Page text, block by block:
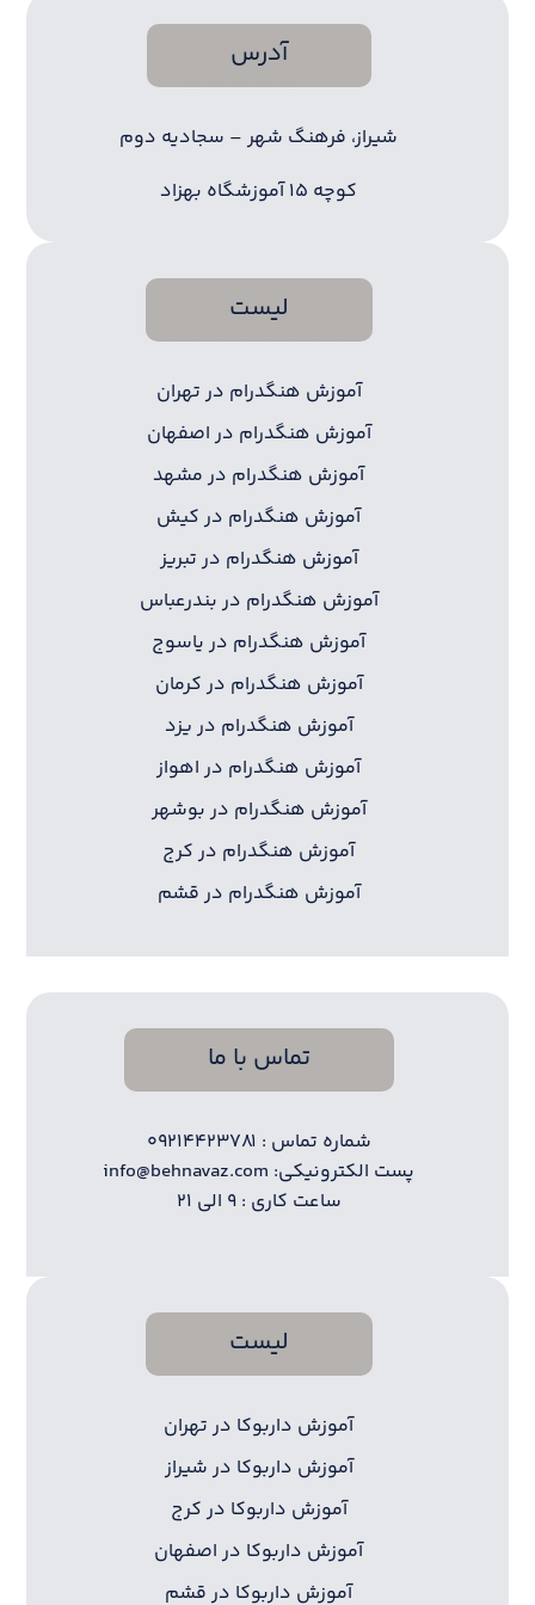
آدرس
شیراز، فرهنگ شهر – سجادیه دوم
کوچه ۱۵ آموزشگاه بهزاد
لیست
آموزش هنگدرام در تهران
آموزش هنگدرام در اصفهان
آموزش هنگدرام در مشهد
آموزش هنگدرام در کیش
آموزش هنگدرام در تبریز
آموزش هنگدرام در بندرعباس
آموزش هنگدرام در یاسوج
آموزش هنگدرام در کرمان
آموزش هنگدرام در یزد
آموزش هنگدرام در اهواز
آموزش هنگدرام در بوشهر
آموزش هنگدرام در کرج
آموزش هنگدرام در قشم
تماس با ما
شماره تماس : ۰۹۲۱۴۴۲۳۷۸۱
پست الکترونیکی: info@behnavaz.com
ساعت کاری : ۹ الی ۲۱
لیست
آموزش داربوکا در تهران
آموزش داربوکا در شیراز
آموزش داربوکا در کرج
آموزش داربوکا در اصفهان
آموزش داربوکا در قشم